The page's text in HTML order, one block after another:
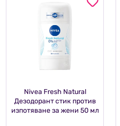
Nivea Fresh Natural
Дезодорант стик против
изпотяване за жени 50 мл